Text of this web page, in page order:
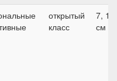
открытый
класс
7,
см